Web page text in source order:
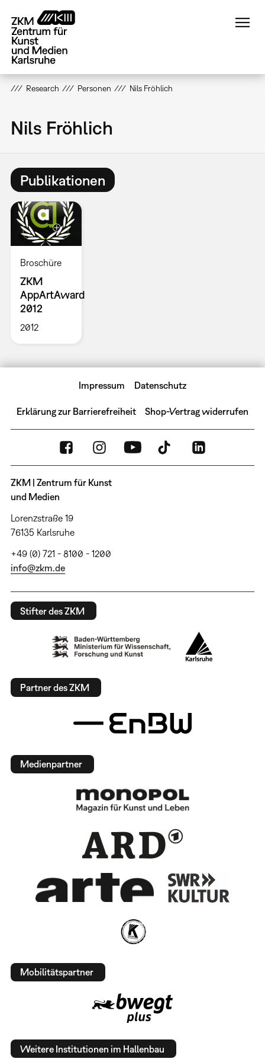
zum
Inhalt
Research Personen Nils Fröhlich
Nils Fröhlich
Publikationen
Broschüre
ZKM
AppArtAward
2012
2012
Impressum Datenschutz
Erklärung zur Barrierefreiheit Shop-Vertrag widerrufen
ZKM | Zentrum für Kunst
und Medien
Lorenzstraße 19
76135 Karlsruhe
+49 (0) 721 - 8100 - 1200
info@zkm.de
Stifter des ZKM
Partner des ZKM
Medienpartner
Mobilitätspartner
Weitere Institutionen im Hallenbau